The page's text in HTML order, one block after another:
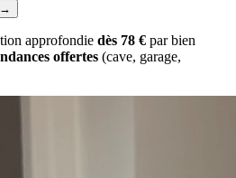
→
approfondie dès 78 € par bien
offertes (cave, garage,